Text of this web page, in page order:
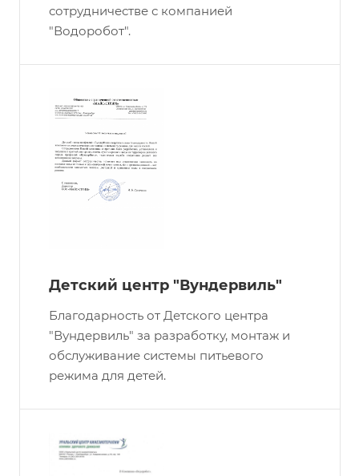
сотрудничестве с компанией
"Водоробот".
Детский центр "Вундервиль"
Благодарность от Детского центра
"Вундервиль" за разработку, монтаж и
обслуживание системы питьевого
режима для детей.